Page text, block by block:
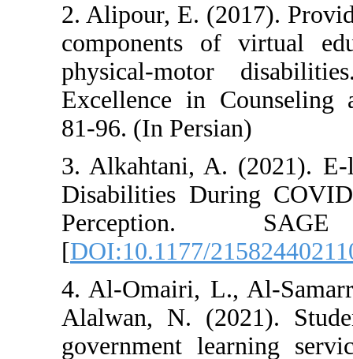
2. Alipour, E.
components
physical-
Excellence in
81-96. (In
3. Alkahtani,
Disabilities
[DOI:10.1177/
4. Al-Omairi,
Alalwan, N.
government